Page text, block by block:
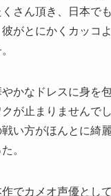
さん頂き、日本で
がとにかくカッコ
かなドレスに身を
が止まりませんで
い方がほんとに綺
。
でカメオ声優とし